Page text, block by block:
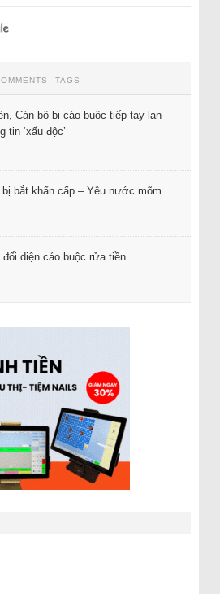
TAGS
Cán bộ bị cáo buộc tiếp tay lan
tin ‘xấu độc’
bị bắt khẩn cấp – Yêu nước mõm
diện cáo buộc rửa tiền